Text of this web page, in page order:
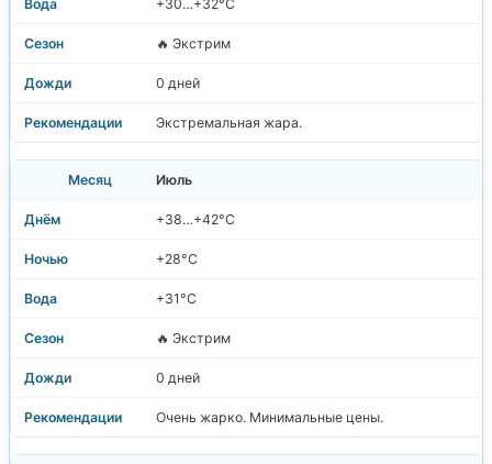
+30…+32°C
🔥 Экстрим
0 дней
Экстремальная жара.
Июль
+38…+42°C
+28°C
+31°C
🔥 Экстрим
0 дней
Очень жарко. Минимальные цены.